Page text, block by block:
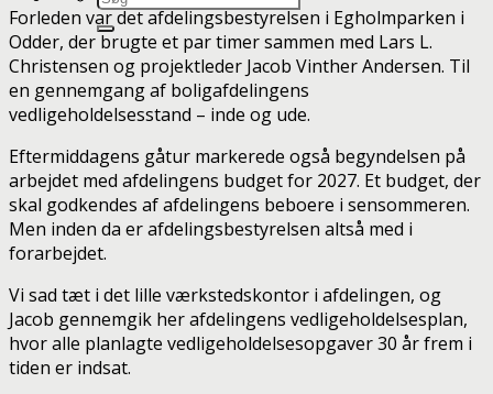
Forleden var det afdelingsbestyrelsen i Egholmparken i
Odder, der brugte et par timer sammen med Lars L.
Christensen og projektleder Jacob Vinther Andersen. Til
en gennemgang af boligafdelingens
vedligeholdelsesstand – inde og ude.
Eftermiddagens gåtur markerede også begyndelsen på
arbejdet med afdelingens budget for 2027. Et budget, der
skal godkendes af afdelingens beboere i sensommeren.
Men inden da er afdelingsbestyrelsen altså med i
forarbejdet.
Vi sad tæt i det lille værkstedskontor i afdelingen, og
Jacob gennemgik her afdelingens vedligeholdelsesplan,
hvor alle planlagte vedligeholdelsesopgaver 30 år frem i
tiden er indsat.